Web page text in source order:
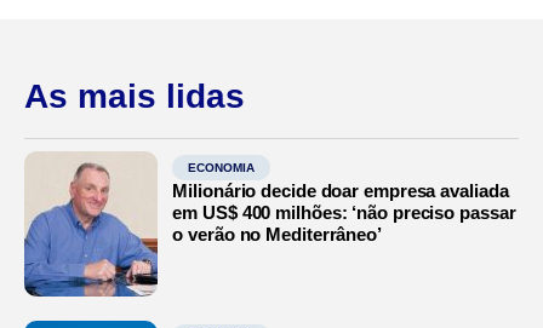
As mais lidas
ECONOMIA
Milionário decide doar empresa avaliada
em US$ 400 milhões: ‘não preciso passar
o verão no Mediterrâneo’